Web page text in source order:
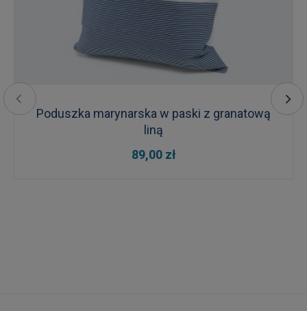
Poduszka marynarska w paski z granatową
liną
89,00 zł